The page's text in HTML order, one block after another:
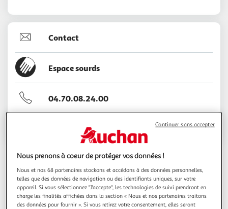
Contact
Espace sourds
04.70.08.24.00
Voir l'itinéraire
Quels services trouver dans mon Auchan
Hypermarché Montlucon Domérat ?
Nous prenons à coeur de protéger vos données !
Nous et nos 68 partenaires stockons et accédons à des données personnelles,
telles que des données de navigation ou des identifiants uniques, sur votre
appareil. Si vous sélectionnez "J'accepte", les technologies de suivi prendront en
charge les finalités affichées dans la section « Nous et nos partenaires traitons
des données pour fournir ». Si vous retirez votre consentement, elles seront
Continuer sans accepter